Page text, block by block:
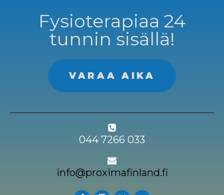
Fysioterapiaa 24
tunnin sisällä!
VARAA AIKA
044 7266 033
info@proximafinland.fi